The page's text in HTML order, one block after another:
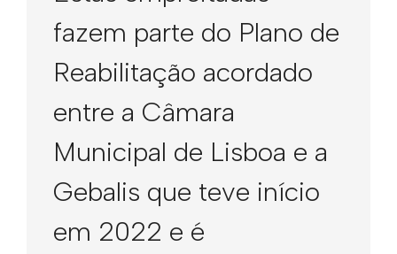
fazem parte do Plano de
Reabilitação acordado
entre a Câmara
Municipal de Lisboa e a
Gebalis que teve início
em 2022 e é